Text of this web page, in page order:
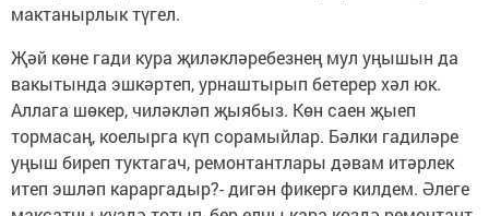
мактанырлык түгел.
Җәй көне гади кура җиләкләребезнең мул уңышын да
вакытында эшкәртеп, урнаштырып бетерер хәл юк.
Аллага шөкер, чиләкләп җыябыз. Көн саен җыеп
тормасаң, коелырга күп сорамыйлар. Бәлки гадиләре
уңыш биреп туктагач, ремонтантлары дәвам итәрлек
итеп эшләп караргадыр?- дигән фикергә килдем. Әлеге